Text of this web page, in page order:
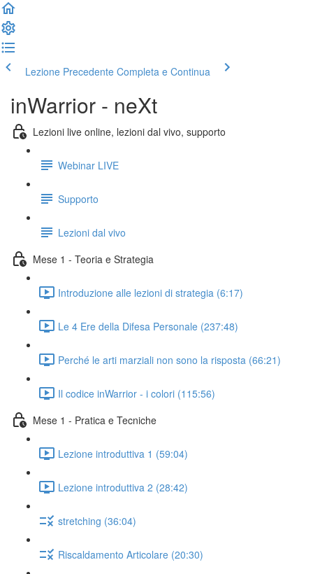
Lezione Precedente Completa e Continua
inWarrior - neXt
Lezioni live online, lezioni dal vivo, supporto
Webinar LIVE
Supporto
Lezioni dal vivo
Mese 1 - Teoria e Strategia
Introduzione alle lezioni di strategia (6:17)
Le 4 Ere della Difesa Personale (237:48)
Perché le arti marziali non sono la risposta (66:21)
Il codice inWarrior - i colori (115:56)
Mese 1 - Pratica e Tecniche
Lezione introduttiva 1 (59:04)
Lezione introduttiva 2 (28:42)
stretching (36:04)
Riscaldamento Articolare (20:30)